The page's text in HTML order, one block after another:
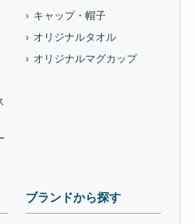
キャップ・帽子
オリジナルタオル
オリジナルマグカップ
ブランドから探す